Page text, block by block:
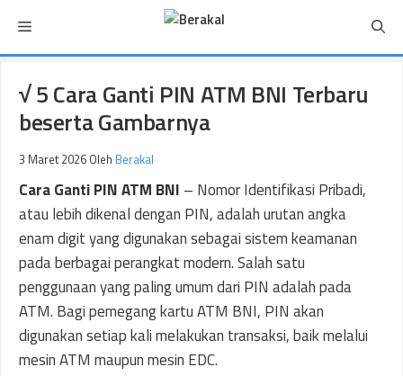
isi
Menu
√ 5 Cara Ganti PIN ATM BNI Terbaru
beserta Gambarnya
3 Maret 2026 Oleh Berakal
Cara Ganti PIN ATM BNI – Nomor Identifikasi Pribadi,
atau lebih dikenal dengan PIN, adalah urutan angka
enam digit yang digunakan sebagai sistem keamanan
pada berbagai perangkat modern. Salah satu
penggunaan yang paling umum dari PIN adalah pada
ATM. Bagi pemegang kartu ATM BNI, PIN akan
digunakan setiap kali melakukan transaksi, baik melalui
mesin ATM maupun mesin EDC.